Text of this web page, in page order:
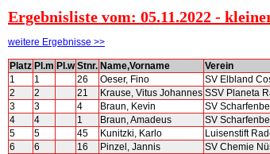
Ergebnisliste vom: 05.11.2022 -
weitere Ergebnisse >>
Platz Pl.m Pl.w Stnr. Name,Vorname Verein
1
1 26 Oeser, Fino SV Elbland
2
2 21 Krause, Vitus Johannes SSV Planeta
3
3 4 Braun, Kevin SV
4
4 1 Braun, Amadeus SV
5
5 45 Kunitzki, Karlo Luisenstift
6
6 16 Pinzel, Jannis SV Chemie